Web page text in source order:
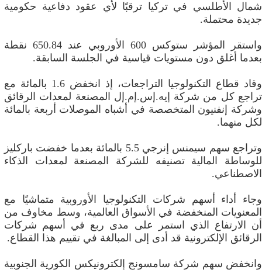
شمال الأطلسي في تركيا ترقبًا لأي عقود دفاعية حكومية
جديدة محتملة.
واستقر المؤشر ستوكس 600 الأوروبي عند 650.84 نقطة
بعدما أغلق دون مستويات قياسية في الجلسة السابقة.
وقاد قطاع التكنولوجيا التراجعات، إذ انخفض 1.6 بالمائة مع
تراجع كل من شركة إيه.إس.إم.إل المصنعة لمعدات الرقائق
وشركة إنفنيون المتخصصة في أشباه الموصلات أربعة بالمائة
لكل منهما.
وتراجع سهم سيمنس إنرجي 5.5 بالمائة بعدما خفضت باركليز
للوساطة المالية تصنيفه للشركة المصنعة لمعدات الذكاء
الاصطناعي.
وجاء أداء أسهم شركات التكنولوجيا الأوروبية متماشيًا مع
المعنويات المنخفضة في الأسواق العالمية، وسط مخاوف من
أن الارتفاع الذي استمر على مدى ربع في أسهم شركات
الرقائق الإلكترونية قد أدى إلى المبالغة في تقييم هذا القطاع.
وانخفض سهم شركة سامسونج إلكترونيكس الكورية الجنوبية